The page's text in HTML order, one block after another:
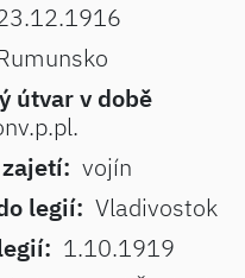
útvar v době
vojín
legií: Vladivostok
1.10.1919